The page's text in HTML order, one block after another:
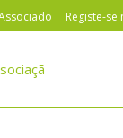
Registe-se